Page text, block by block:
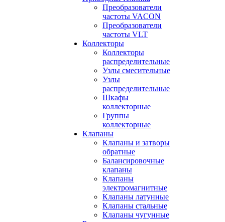
Преобразователи
частоты VACON
Преобразователи
частоты VLT
Коллекторы
Коллекторы
распределительные
Узлы смесительные
Узлы
распределительные
Шкафы
коллекторные
Группы
коллекторные
Клапаны
Клапаны и затворы
обратные
Балансировочные
клапаны
Клапаны
электромагнитные
Клапаны латунные
Клапаны стальные
Клапаны чугунные